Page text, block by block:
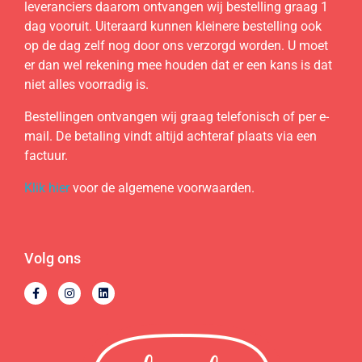
leveranciers daarom ontvangen wij bestelling graag 1
dag vooruit. Uiteraard kunnen kleinere bestelling ook
op de dag zelf nog door ons verzorgd worden. U moet
er dan wel rekening mee houden dat er een kans is dat
niet alles voorradig is.
Bestellingen ontvangen wij graag telefonisch of per e-
mail. De betaling vindt altijd achteraf plaats via een
factuur.
Klik hiervoor de algemene voorwaarden.
Volg ons